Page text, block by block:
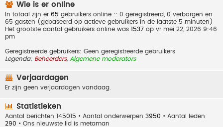
Wie is er online
In totaal zijn er 65 gebruikers online :: 0 geregistreerd, 0 verborgen en
65 gasten (gebaseerd op actieve gebruikers in de laatste 5 minuten)
Het grootste aantal gebruikers online was 1537 op vr mei 22, 2026 9:46
pm
Geregistreerde gebruikers: Geen geregistreerde gebruikers
Legenda: Beheerders, Algemene moderators
Verjaardagen
Er zijn geen verjaardagen vandaag.
Statistieken
Aantal berichten 145015 • Aantal onderwerpen 3950 • Aantal leden
290 • Ons nieuwste lid is metaman